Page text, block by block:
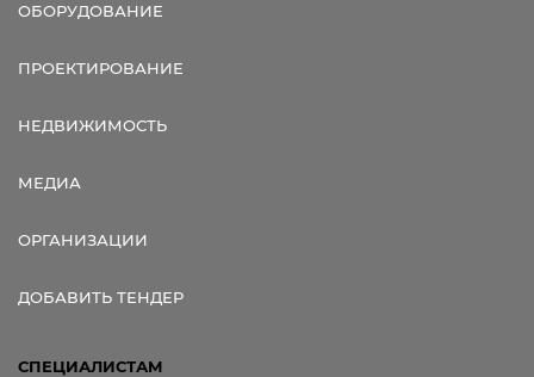
ОБОРУДОВАНИЕ
ПРОЕКТИРОВАНИЕ
НЕДВИЖИМОСТЬ
МЕДИА
ОРГАНИЗАЦИИ
ДОБАВИТЬ ТЕНДЕР
СПЕЦИАЛИСТАМ